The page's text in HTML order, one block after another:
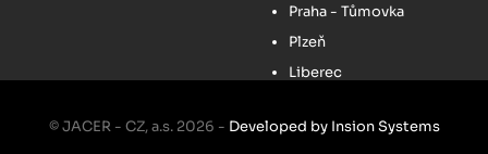
Praha - Tůmovka
Plzeň
Liberec
© JACER - CZ, a.s. 2026 - Developed by Insion Systems